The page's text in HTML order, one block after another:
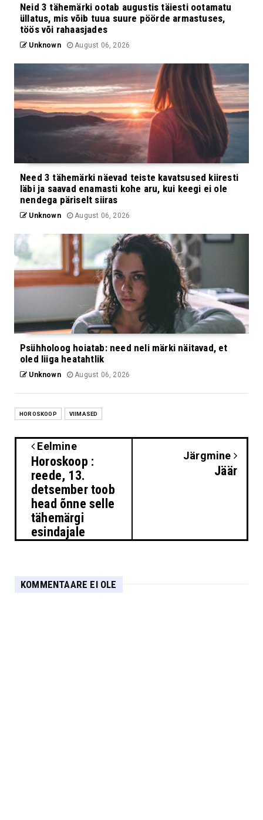
Neid 3 tähemärki ootab augustis täiesti ootamatu
üllatus, mis võib tuua suure pöörde armastuses,
töös või rahaasjades
Unknown August 06, 2026
Need 3 tähemärki näevad teiste kavatsused kiiresti
läbi ja saavad enamasti kohe aru, kui keegi ei ole
nendega päriselt siiras
Unknown August 06, 2026
Psühholoog hoiatab: need neli märki näitavad, et
oled liiga heatahtlik
Unknown August 06, 2026
HOROSKOOP VIIMASED
Eelmine
Horoskoop :
reede, 13.
detsember toob
head õnne selle
tähemärgi
esindajale
Järgmine
Jäär
KOMMENTAARE EI OLE